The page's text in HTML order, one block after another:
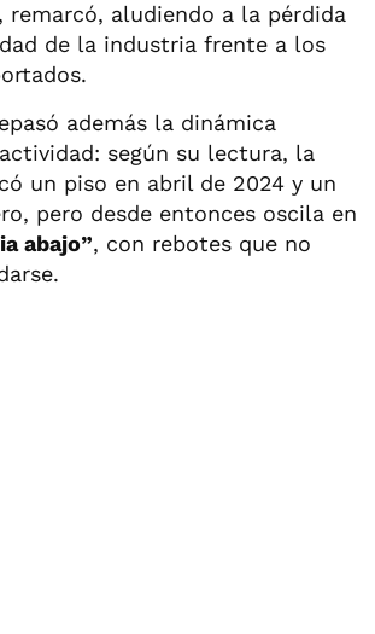
, remarcó, aludiendo a la pérdida
de la industria frente a los
además la dinámica
según su lectura, la
un piso en abril de 2024 y un
pero desde entonces oscila en
abajo”, con rebotes que no